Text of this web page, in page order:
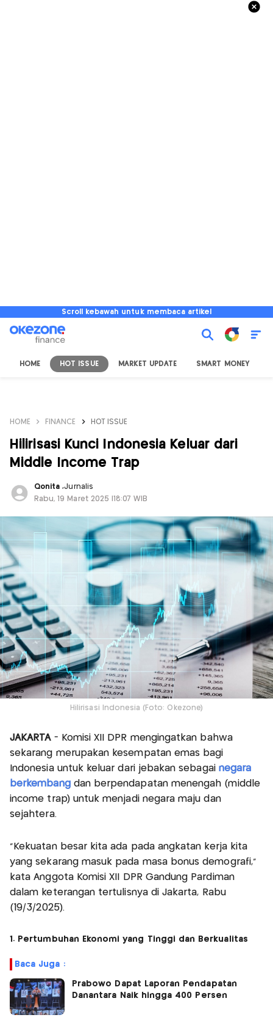
Scroll kebawah untuk membaca artikel
HOME HOT ISSUE MARKET UPDATE SMART MONEY
HOME FINANCE HOT ISSUE
Hilirisasi Kunci Indonesia Keluar dari
Middle Income Trap
Qonita,Jurnalis
Rabu, 19 Maret 2025 |18:07 WIB
Hilirisasi Indonesia (Foto: Okezone)
JAKARTA- Komisi XII DPR mengingatkan bahwa
sekarang merupakan kesempatan emas bagi
Indonesia untuk keluar dari jebakan sebagai negara
berkembangdan berpendapatan menengah (middle
income trap) untuk menjadi negara maju dan
sejahtera.
"Kekuatan besar kita ada pada angkatan kerja kita
yang sekarang masuk pada masa bonus demografi,"
kata Anggota Komisi XII DPR Gandung Pardiman
dalam keterangan tertulisnya di Jakarta, Rabu
(19/3/2025).
1. Pertumbuhan Ekonomi yang Tinggi dan Berkualitas
Baca Juga :
Prabowo Dapat Laporan Pendapatan
Danantara Naik hingga 400 Persen